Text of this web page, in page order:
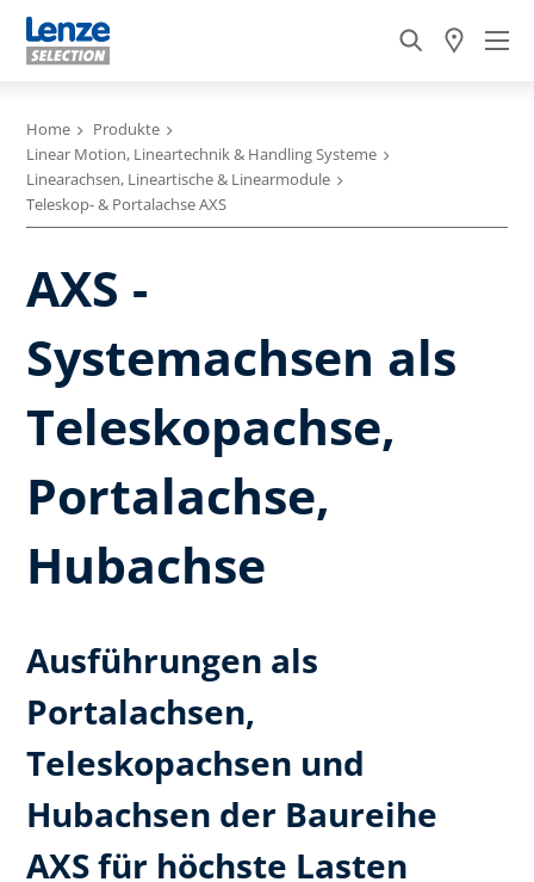
Home
Produkte
Linear Motion, Lineartechnik & Handling Systeme
Linearachsen, Lineartische & Linearmodule
Teleskop- & Portalachse AXS
AXS -
Systemachsen als
Teleskopachse,
Portalachse,
Hubachse
Ausführungen als
Portalachsen,
Teleskopachsen und
Hubachsen der Baureihe
AXS für höchste Lasten